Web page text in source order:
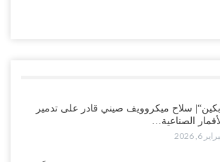
سلاح ميكروويف صيني قادر على تدمير
الصناعية…
6, 2026